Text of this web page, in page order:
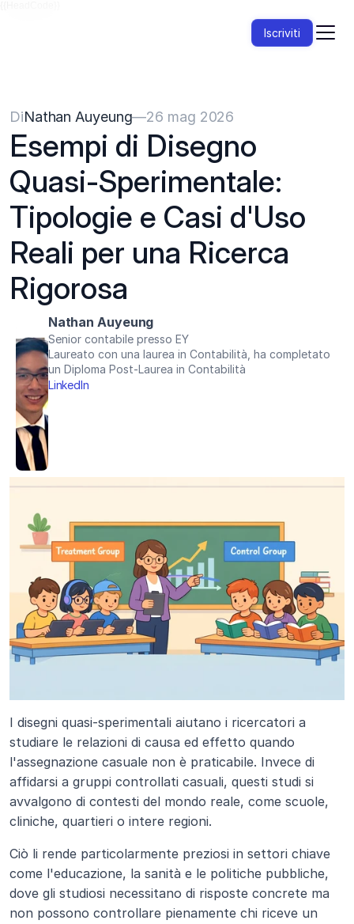
Iscriviti
DiNathan Auyeung—26 mag 2026
Esempi di Disegno
Quasi-Sperimentale:
Tipologie e Casi d'Uso
Reali per una Ricerca
Rigorosa
Nathan Auyeung
Senior contabile presso EY
Laureato con una laurea in Contabilità, ha completato
un Diploma Post-Laurea in Contabilità
LinkedIn
I disegni quasi-sperimentali aiutano i ricercatori a
studiare le relazioni di causa ed effetto quando
l'assegnazione casuale non è praticabile. Invece di
affidarsi a gruppi controllati casuali, questi studi si
avvalgono di contesti del mondo reale, come scuole,
cliniche, quartieri o intere regioni.
Ciò li rende particolarmente preziosi in settori chiave
come l'educazione, la sanità e le politiche pubbliche,
dove gli studiosi necessitano di risposte concrete ma
non possono controllare pienamente chi riceve un